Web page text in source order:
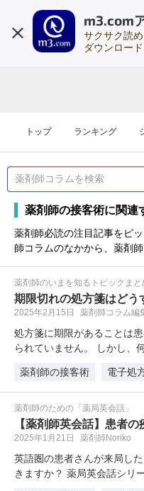
m3.com
サクサク読
ダウンロード
トップ ランキング
薬剤師の接客術に関連
薬剤師必読の注目記事をピ
師コラムのなかから、薬剤
薬剤師のいまを知るトピックまと
期限切れの処方箋はどう
2025年2月15日 薬剤師コラム編
処方箋に期限があることは
られていません。 しかし、
薬剤師の接客術
電子処
薬剤師のための「薬局英会話」
【薬剤師英会話】患者
2025年1月21日 薬剤師Noriko
英語圏の患者さんが来局し
きますか？ 薬局英会話シリ